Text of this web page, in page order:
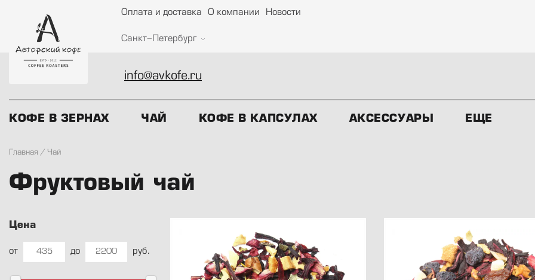
Оплата и доставка О компании Новости
Санкт-Петербург
info@avkofe.ru
КОФЕ В ЗЕРНАХ ЧАЙ КОФЕ В КАПСУЛАХ АКСЕССУАРЫ ЕЩЕ
Главная / Чай
Фруктовый чай
Цена
от до руб.